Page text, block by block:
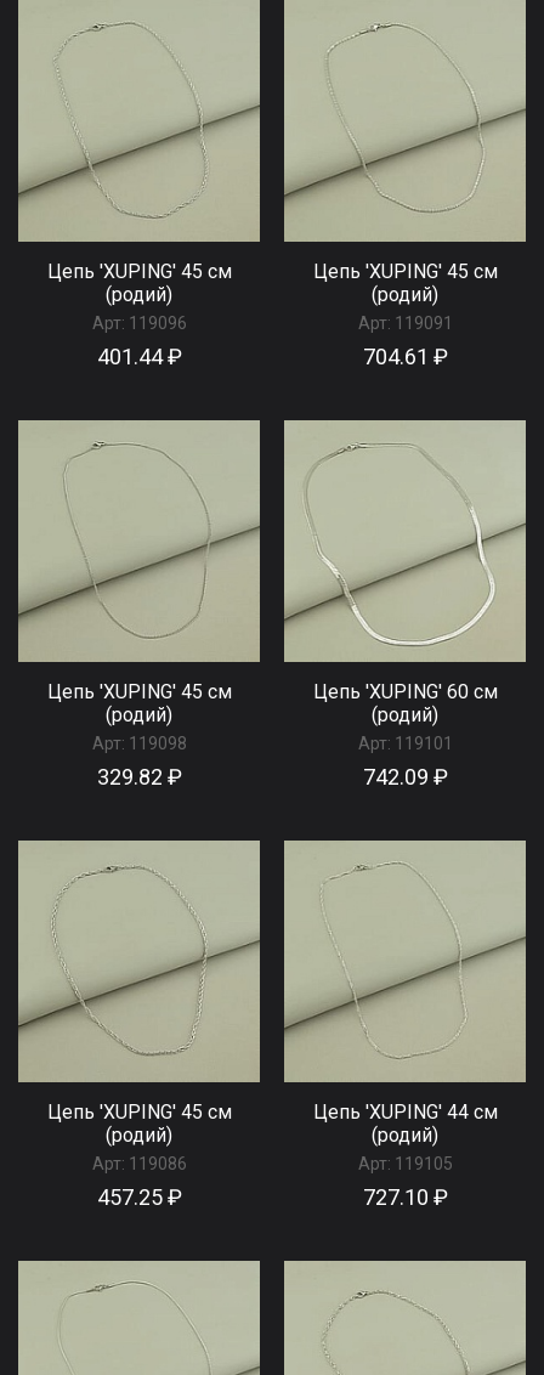
Цепь 'XUPING' 45 см
(родий)
Арт: 119096
401.44 ₽
Цепь 'XUPING' 45 см
(родий)
Арт: 119091
704.61 ₽
Цепь 'XUPING' 45 см
(родий)
Арт: 119098
329.82 ₽
Цепь 'XUPING' 60 см
(родий)
Арт: 119101
742.09 ₽
Цепь 'XUPING' 45 см
(родий)
Арт: 119086
457.25 ₽
Цепь 'XUPING' 44 см
(родий)
Арт: 119105
727.10 ₽